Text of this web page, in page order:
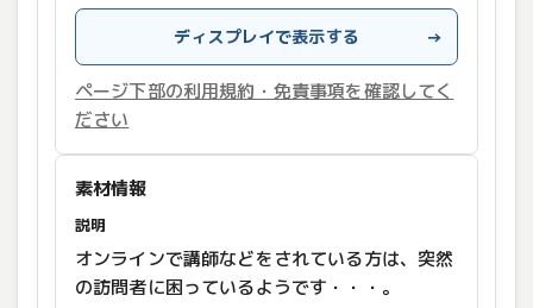
ディスプレイで表示する →
ページ下部の利用規約・免責事項を確認してく
ださい
素材情報
説明
オンラインで講師などをされている方は、突然
の訪問者に困っているようです・・・。